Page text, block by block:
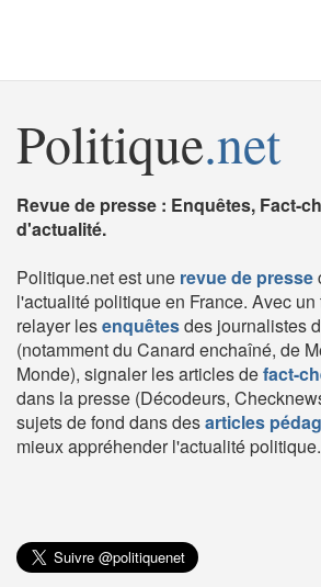
Politique.net
Revue de presse : Enquêtes, Fact-
d'actualité.
Politique.net est une revue de presse
l'actualité politique en France. Avec un
relayer lesenquêtesdes journalistes
(notamment du Canard enchaîné, de
Monde), signaler les articles defact-
dans la presse (Décodeurs,
sujets de fond dans desarticles
mieux appréhender l'actualité politique.